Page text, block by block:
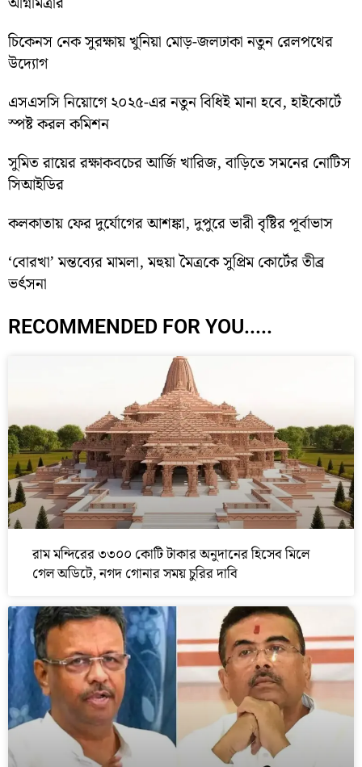
চিকেনস নেক সুরক্ষায় খুনিয়া মোড়-জলঢাকা নতুন রেলপথের
উদ্যোগ
এসএসসি নিয়োগে ২০২৫-এর নতুন বিধিই মানা হবে, হাইকোর্টে
স্পষ্ট করল কমিশন
সুমিত রায়ের রক্ষাকবচের আর্জি খারিজ, বাড়িতে সমনের নোটিস
সিআইডির
কলকাতায় ফের দুর্যোগের আশঙ্কা, দুপুরে ভারী বৃষ্টির পূর্বাভাস
‘বোরখা’ মন্তব্যের মামলা, মহুয়া মৈত্রকে সুপ্রিম কোর্টের তীব্র
ভর্ৎসনা
RECOMMENDED FOR YOU.....
রাম মন্দিরের ৩৩০০ কোটি টাকার অনুদানের হিসেব মিলে
গেল অডিটে, নগদ গোনার সময় চুরির দাবি